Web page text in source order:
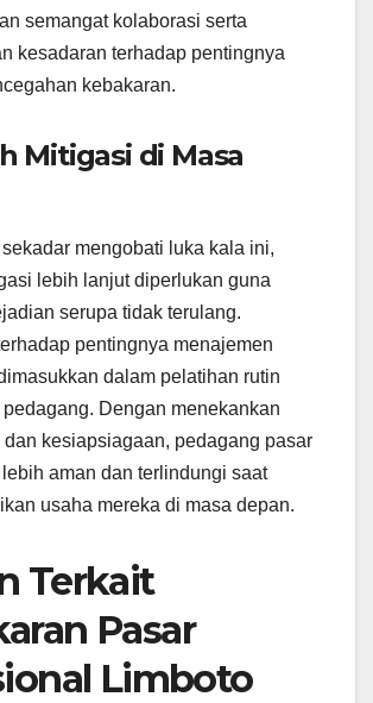
semangat kolaborasi serta
kesadaran terhadap pentingnya
kebakaran.
Mitigasi di Masa
mengobati luka kala ini,
lebih lanjut diperlukan guna
serupa tidak terulang.
pentingnya menajemen
dalam pelatihan rutin
Dengan menekankan
kesiapsiagaan, pedagang pasar
aman dan terlindungi saat
usaha mereka di masa depan.
Terkait
Pasar
Limboto